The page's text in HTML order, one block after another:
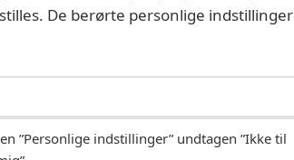
De berørte personlige indstillinger
”Personlige indstillinger” undtagen ”Ikke til